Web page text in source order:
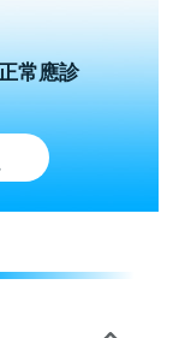
常應診